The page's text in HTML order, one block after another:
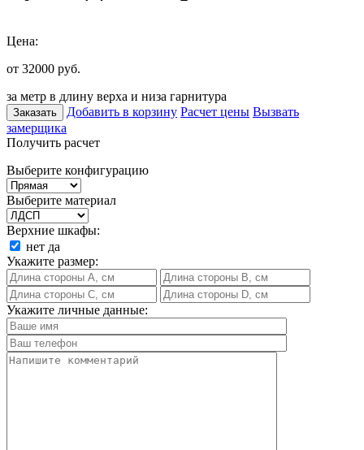
Цена:
от 32000 руб.
за метр в длину верха и низа гарнитура
Заказать Добавить в корзину Расчет цены Вызвать
замерщика
Получить расчет
Выберите конфигурацию
Выберите материал
Верхние шкафы:
нет да
Укажите размер:
Укажите личные данные: